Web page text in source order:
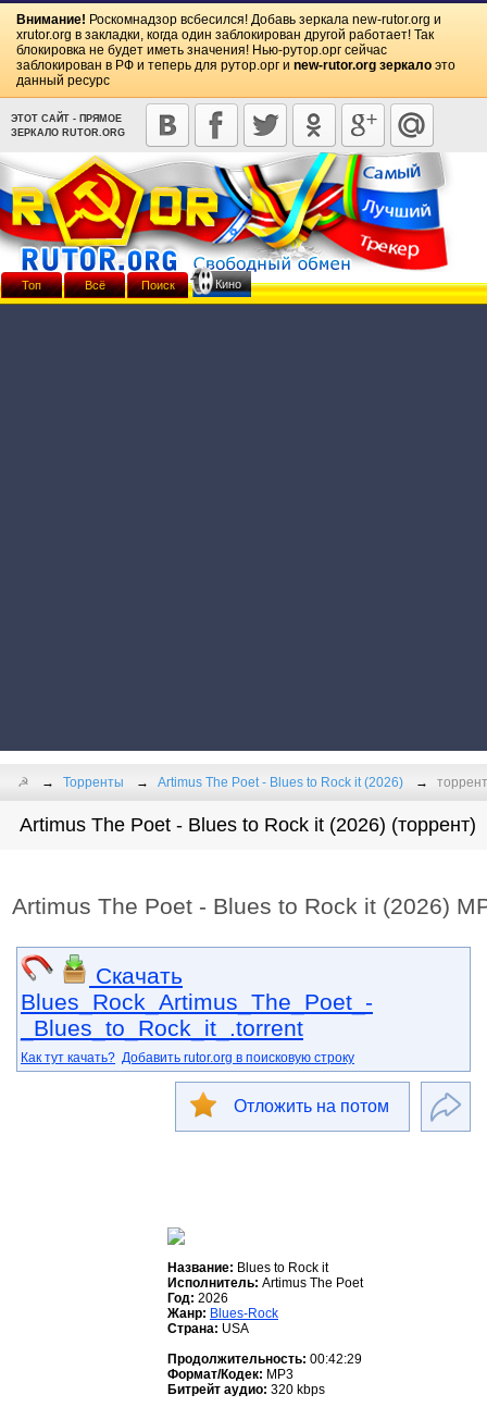
Внимание! Роскомнадзор всбесился! Добавь зеркала new-rutor.org и
xrutor.org в закладки, когда один заблокирован другой работает! Так
блокировка не будет иметь значения! Нью-рутор.орг сейчас
заблокирован в РФ и теперь для рутор.орг и new-rutor.org зеркало это
данный ресурс
ЭТОТ САЙТ - ПРЯМОЕ
ЗЕРКАЛО RUTOR.ORG
☭ Торренты Artimus The Poet - Blues to Rock it (2026)
Artimus The Poet - Blues to Rock it (2026) (торрент)
Artimus The Poet - Blues to Rock it (2026)
Скачать
Blues_Rock_Artimus_The_Poet_-
_Blues_to_Rock_it_.torrent
Как тут качать? Добавить rutor.org в поисковую строку
Отложить на потом
Название: Blues to Rock it
Исполнитель: Artimus The Poet
Год: 2026
Жанр: Blues-Rock
Страна: USA
Продолжительность: 00:42:29
Формат/Кодек: MP3
Битрейт аудио: 320 kbps